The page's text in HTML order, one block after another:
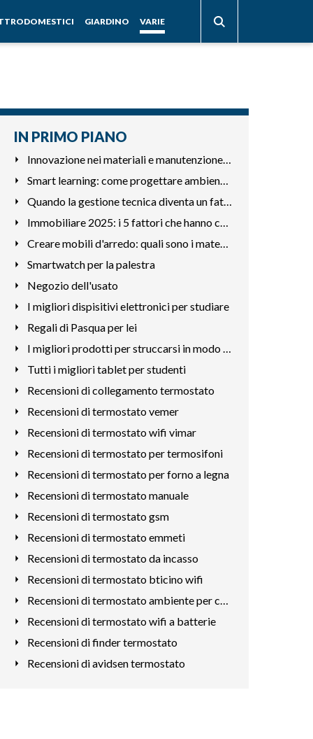
GIARDINO VARIE
IN PRIMO PIANO
Innovazione nei materiali e manutenzione intelligente
Smart learning: come progettare ambienti che favoriscono la
Quando la gestione tecnica diventa un fattore competitivo
Immobiliare 2025: i 5 fattori che hanno cambiato le priorità
Creare mobili d'arredo: quali sono i materiali che richiedon
Smartwatch per la palestra
Negozio dell'usato
I migliori dispisitivi elettronici per studiare
Regali di Pasqua per lei
I migliori prodotti per struccarsi in modo naturale
Tutti i migliori tablet per studenti
Recensioni di collegamento termostato
Recensioni di termostato vemer
Recensioni di termostato wifi vimar
Recensioni di termostato per termosifoni
Recensioni di termostato per forno a legna
Recensioni di termostato manuale
Recensioni di termostato gsm
Recensioni di termostato emmeti
Recensioni di termostato da incasso
Recensioni di termostato bticino wifi
Recensioni di termostato ambiente per caldaia
Recensioni di termostato wifi a batterie
Recensioni di finder termostato
Recensioni di avidsen termostato